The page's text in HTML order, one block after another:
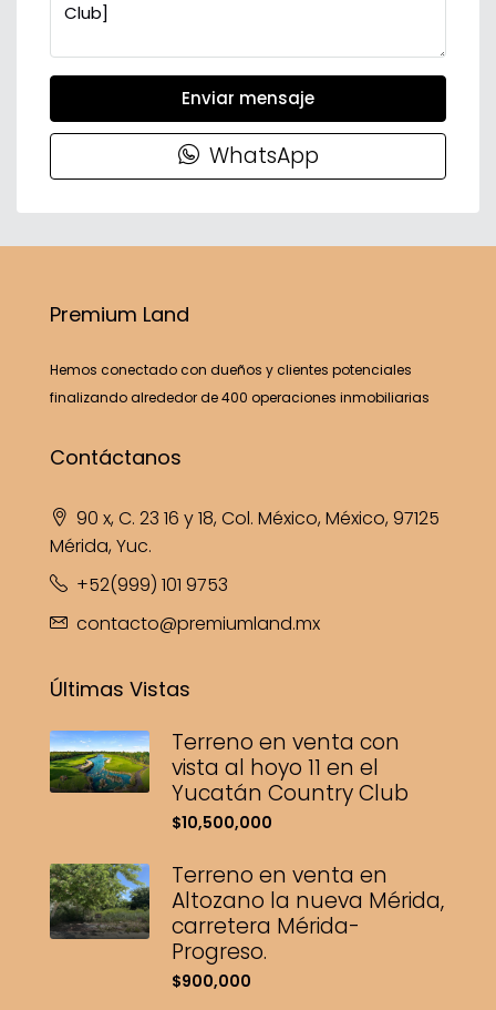
Enviar mensaje
WhatsApp
Premium Land
Hemos conectado con dueños y clientes potenciales
finalizando alrededor de 400 operaciones inmobiliarias
Contáctanos
90 x, C. 23 16 y 18, Col. México, México, 97125
Mérida, Yuc.
+52(999) 101 9753
contacto@premiumland.mx
Últimas Vistas
Terreno en venta con
vista al hoyo 11 en el
Yucatán Country Club
$10,500,000
Terreno en venta en
Altozano la nueva Mérida,
carretera Mérida-
Progreso.
$900,000